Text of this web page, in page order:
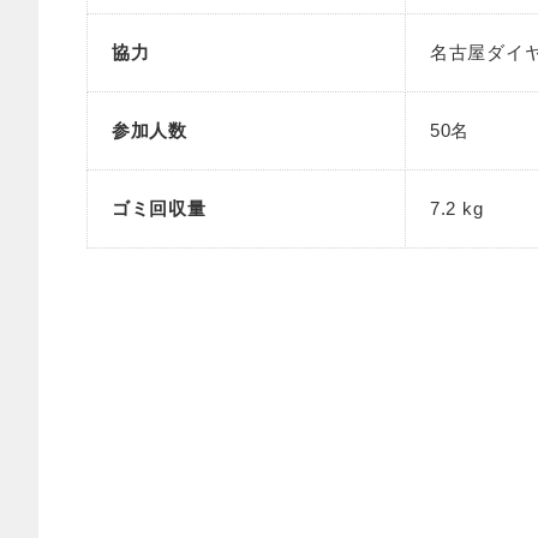
協力 名古屋ダイ
参加人数 50名
ゴミ回収量 7.2 kg